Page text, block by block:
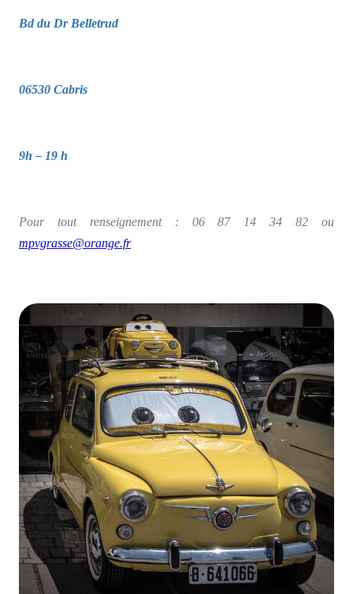
Bd du Dr Belletrud
06530 Cabris
9h – 19 h
Pour tout renseignement : 06 87 14 34 82 ou
mpvgrasse@orange.fr